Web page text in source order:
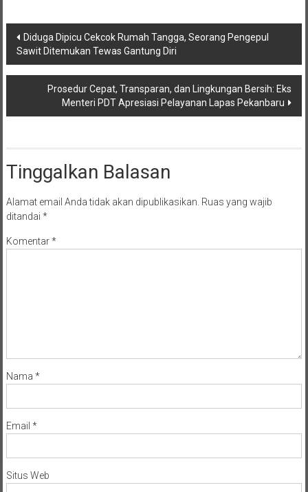
Navigasi
pos
Diduga Dipicu Cekcok Rumah Tangga, Seorang Pengepul
Sawit Ditemukan Tewas Gantung Diri
Prosedur Cepat, Transparan, dan Lingkungan Bersih: Eks
Menteri PDT Apresiasi Pelayanan Lapas Pekanbaru
Tinggalkan Balasan
Alamat email Anda tidak akan dipublikasikan. Ruas yang wajib
ditandai *
Komentar*
Nama *
Email *
Situs Web